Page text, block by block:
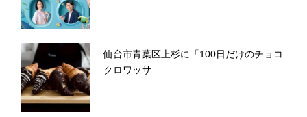
仙台市青葉区上杉に「100日だけのチョコ
クロワッサ...